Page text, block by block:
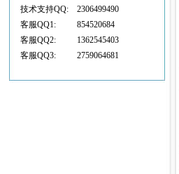
技术支持QQ:
2306499490
客服QQ1:
854520684
客服QQ2:
1362545403
客服QQ3:
2759064681